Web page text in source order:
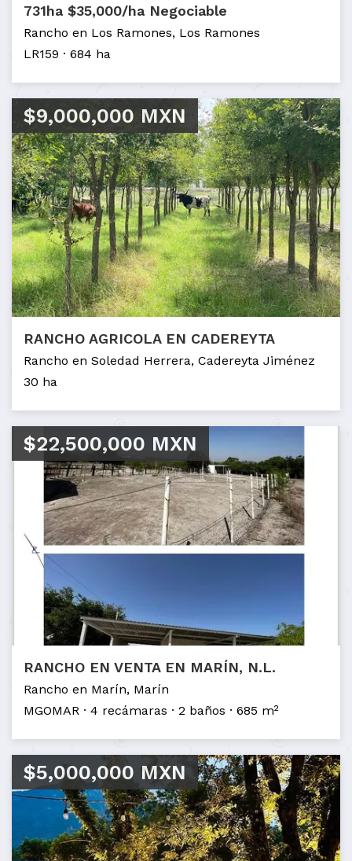
731ha $35,000/ha Negociable
Rancho en Los Ramones, Los Ramones
LR159
684 ha
$9,000,000 MXN
RANCHO AGRICOLA EN CADEREYTA
Rancho en Soledad Herrera, Cadereyta Jiménez
30 ha
$22,500,000 MXN
RANCHO EN VENTA EN MARÍN, N.L.
Rancho en Marín, Marín
MGOMAR
4 recámaras 2 baños 685 m²
$5,000,000 MXN